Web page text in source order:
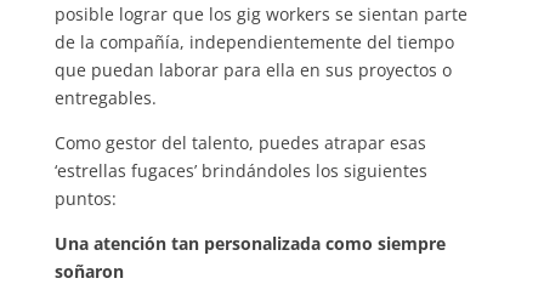
posible lograr que los gig workers se sientan parte
de la compañía, independientemente del tiempo
que puedan laborar para ella en sus proyectos o
entregables.
Como gestor del talento, puedes atrapar esas
‘estrellas fugaces’ brindándoles los siguientes
puntos:
Una atención tan personalizada como siempre
soñaron